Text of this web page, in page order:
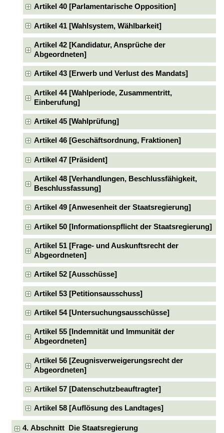
Artikel 40 [Parlamentarische Opposition]
Artikel 41 [Wahlsystem, Wählbarkeit]
Artikel 42 [Kandidatur, Ansprüche der
Abgeordneten]
Artikel 43 [Erwerb und Verlust des Mandats]
Artikel 44 [Wahlperiode, Zusammentritt,
Einberufung]
Artikel 45 [Wahlprüfung]
Artikel 46 [Geschäftsordnung, Fraktionen]
Artikel 47 [Präsident]
Artikel 48 [Verhandlungen, Beschlussfähigkeit,
Beschlussfassung]
Artikel 49 [Anwesenheit der Staatsregierung]
Artikel 50 [Informationspflicht der Staatsregierung]
Artikel 51 [Frage- und Auskunftsrecht der
Abgeordneten]
Artikel 52 [Ausschüsse]
Artikel 53 [Petitionsausschuss]
Artikel 54 [Untersuchungsausschüsse]
Artikel 55 [Indemnität und Immunität der
Abgeordneten]
Artikel 56 [Zeugnisverweigerungsrecht der
Abgeordneten]
Artikel 57 [Datenschutzbeauftragter]
Artikel 58 [Auflösung des Landtages]
4. Abschnitt Die Staatsregierung